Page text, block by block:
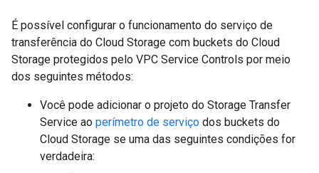
É possível configurar o funcionamento do serviço de
transferência do Cloud Storage com buckets do Cloud
Storage protegidos pelo VPC Service Controls por meio
dos seguintes métodos:
Você pode adicionar o projeto do Storage Transfer
Service ao perímetro de serviço dos buckets do
Cloud Storage se uma das seguintes condições for
verdadeira: